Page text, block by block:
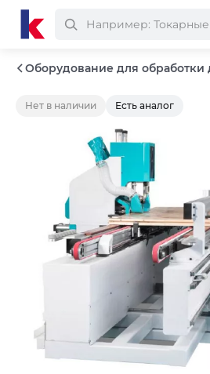
Оборудование для обработки
Нет в наличии Есть аналог